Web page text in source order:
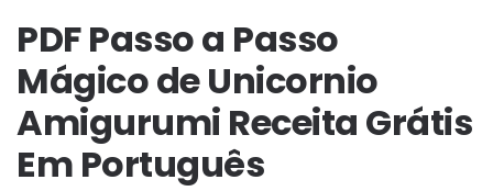
PDF Passo a Passo
Mágico de Unicornio
Amigurumi Receita Grátis
Em Português